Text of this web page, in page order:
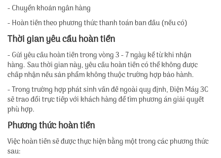
- Chuyển khoản ngân hàng
- Hoàn tiền theo phương thức thanh toán ban đầu (nếu có)
Thời gian yêu cầu hoàn tiền
- Gửi yêu cầu hoàn tiền trong vòng 3 - 7 ngày kể từ khi nhận
hàng. Sau thời gian này, yêu cầu hoàn tiền có thể không được
chấp nhận nếu sản phẩm không thuộc trường hợp bảo hành.
- Trong trường hợp phát sinh vấn đề ngoài quy định, Điện Máy 3C
sẽ trao đổi trực tiếp với khách hàng để tìm phương án giải quyết
phù hợp.
Phương thức hoàn tiền
Việc hoàn tiền sẽ được thực hiện bằng một trong các phương thức
sau: